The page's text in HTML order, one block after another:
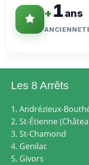
+1ans
Les 8 Arrêts
1. Andrézieux-
2. St-Étienne
3. St-Chamond
4. Genilac
5. Givors